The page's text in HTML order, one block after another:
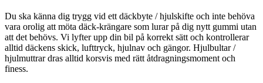
Du ska känna dig trygg vid ett däckbyte / hjulskifte och inte behöva
vara orolig att möta däck-krängare som lurar på dig nytt gummi utan
att det behövs. Vi lyfter upp din bil på korrekt sätt och kontrollerar
alltid däckens skick, lufttryck, hjulnav och gängor. Hjulbultar /
hjulmuttrar dras alltid korsvis med rätt åtdragningsmoment och
finess.